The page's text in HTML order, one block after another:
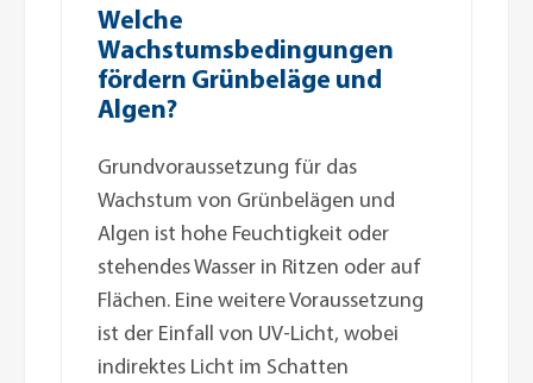
Welche
Wachstumsbedingungen
fördern Grünbeläge und
Algen?
Grundvoraussetzung für das
Wachstum von Grünbelägen und
Algen ist hohe Feuchtigkeit oder
stehendes Wasser in Ritzen oder auf
Flächen. Eine weitere Voraussetzung
ist der Einfall von UV-Licht, wobei
indirektes Licht im Schatten